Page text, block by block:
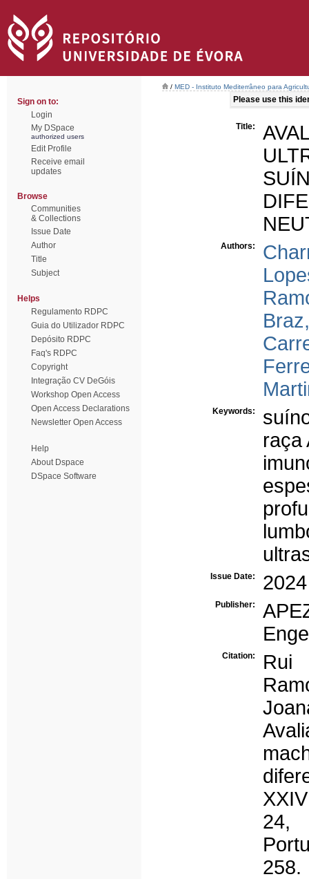
Sign on to:
Login
My DSpace
authorized users
Edit Profile
Receive email
updates
Browse
Communities
& Collections
Issue Date
Author
Title
Subject
Helps
Regulamento RDPC
Guia do Utilizador RDPC
Depósito RDPC
Faq's RDPC
Copyright
Integração CV DeGóis
Workshop Open Access
Open Access Declarations
Newsletter Open Access
Help
About Dspace
DSpace Software
/ MED - Instituto Mediterrâneo para
Please use this
Title:
Authors:
Keywords:
raça
Issue Date: 2024
Publisher:
Citation:
Rui
24,
258.